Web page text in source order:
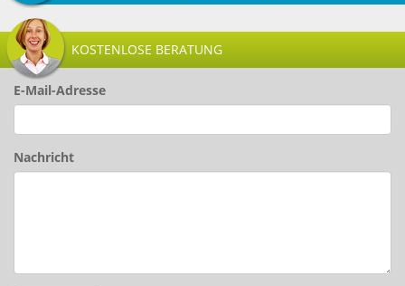
KOSTENLOSE BERATUNG
E-Mail-Adresse
Nachricht